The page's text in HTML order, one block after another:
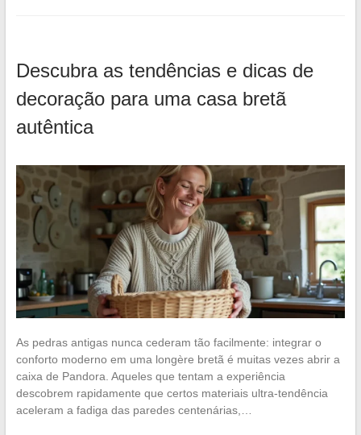
Descubra as tendências e dicas de
decoração para uma casa bretã
autêntica
As pedras antigas nunca cederam tão facilmente: integrar o
conforto moderno em uma longère bretã é muitas vezes abrir a
caixa de Pandora. Aqueles que tentam a experiência
descobrem rapidamente que certos materiais ultra-tendência
aceleram a fadiga das paredes centenárias,…